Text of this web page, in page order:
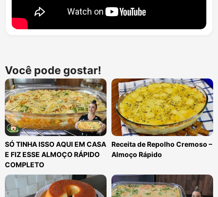
Você pode gostar!
SÓ TINHA ISSO AQUI EM CASA
E FIZ ESSE ALMOÇO RÁPIDO
COMPLETO
Receita de Repolho Cremoso –
Almoço Rápido